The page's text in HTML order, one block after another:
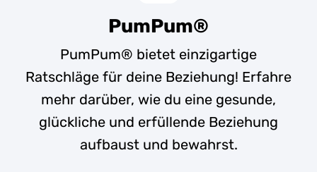
PumPum®
PumPum® bietet einzigartige
Ratschläge für deine Beziehung! Erfahre
mehr darüber, wie du eine gesunde,
glückliche und erfüllende Beziehung
aufbaust und bewahrst.